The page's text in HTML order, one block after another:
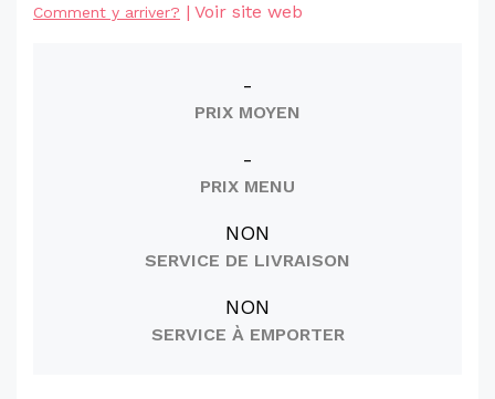
Comment y arriver? | Voir site web
-
PRIX MOYEN
-
PRIX MENU
NON
SERVICE DE LIVRAISON
NON
SERVICE À EMPORTER